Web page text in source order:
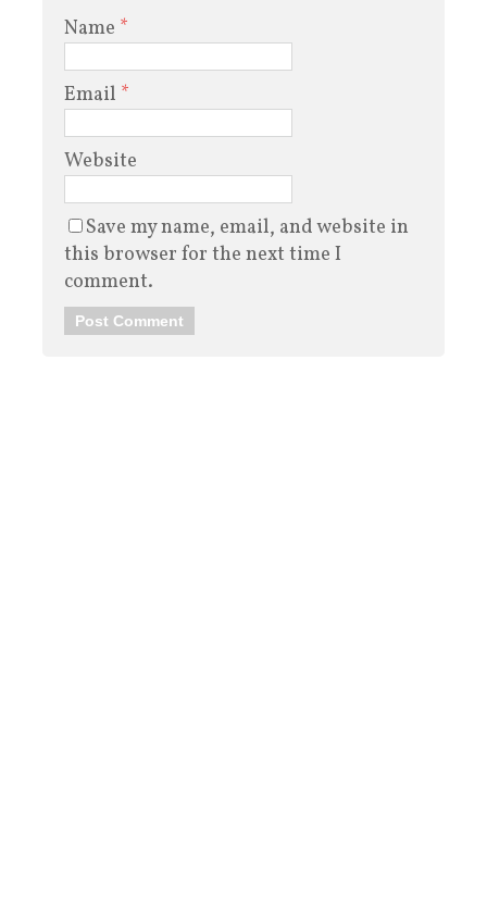
Name *
Email *
Website
Save my name, email, and website in
this browser for the next time I
comment.